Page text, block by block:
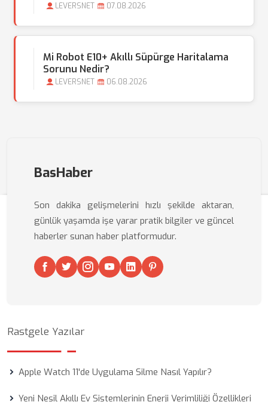
LEVERSNET 07.08.2026
Mi Robot E10+ Akıllı Süpürge Haritalama
Sorunu Nedir?
LEVERSNET 06.08.2026
BasHaber
Son dakika gelişmelerini hızlı şekilde aktaran,
günlük yaşamda işe yarar pratik bilgiler ve güncel
haberler sunan haber platformudur.
Rastgele Yazılar
Apple Watch 11'de Uygulama Silme Nasıl Yapılır?
Yeni Nesil Akıllı Ev Sistemlerinin Enerji Verimliliği Özellikleri